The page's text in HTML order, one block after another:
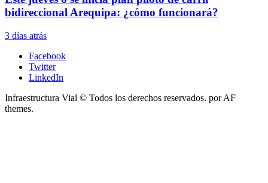
bidireccional Arequipa: ¿cómo funcionará?
3 días atrás
Facebook
Twitter
LinkedIn
Infraestructura Vial © Todos los derechos reservados. por AF
themes.